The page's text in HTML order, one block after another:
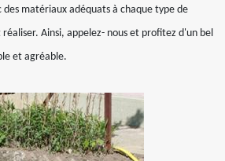
des matériaux adéquats à chaque type de
Ainsi, appelez- nous et profitez d'un bel
et agréable.